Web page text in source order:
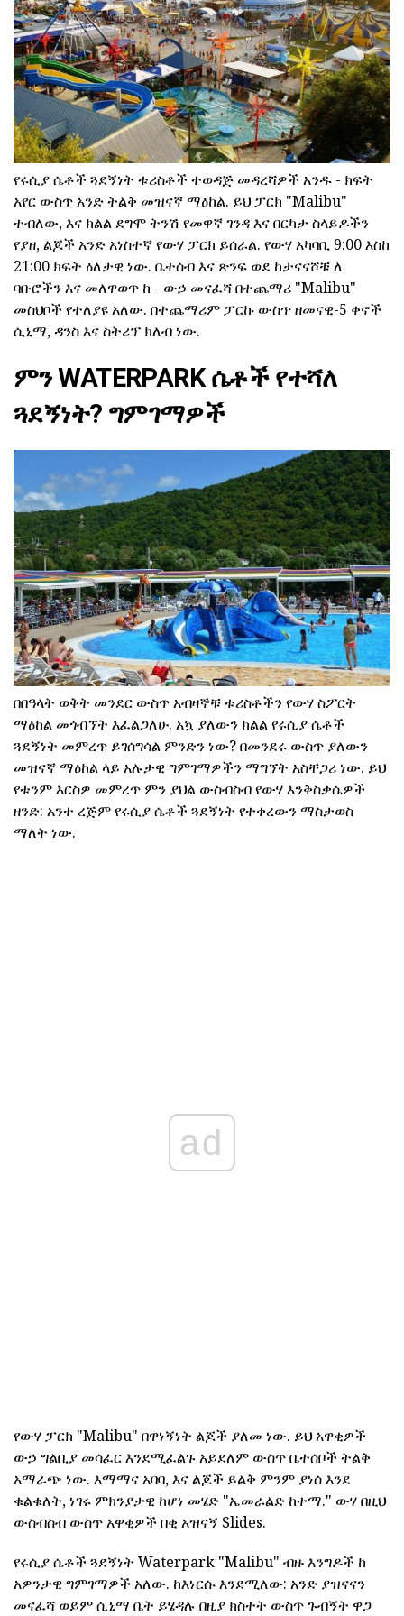
የሩሲያ ሴቶች ጓደኝነት ቱሪስቶች ተወዳጅ መዳረሻዎች አንዱ - ክፍት
አየር ውስጥ አንድ ትልቅ መዝናኛ ማዕከል. ይህ ፓርክ "Malibu"
ተብለው, እና ክልል ደግሞ ትንሽ የመዋኛ ገንዳ እና በርካታ ስላይዶችን
የያዘ, ልጆች አንድ አነስተኛ የውሃ ፓርክ ይሰራል. የውሃ አካባቢ 9:00 እስከ
21:00 ክፍት ዕለታዊ ነው. ቤተሰብ እና ጽንፍ ወደ ከታናናሾቹ ለ
ባቡሮችን እና መለዋወጥ ከ - ውኃ መናፈሻ በተጨማሪ "Malibu"
መስህቦች የተለያዩ አለው. በተጨማሪም ፓርኩ ውስጥ ዘመናዊ-5 ቀኖች
ሲኒማ, ዳንስ እና ስትሪፕ ክለብ ነው.
ምን WATERPARK ሴቶች የተሻለ
ጓደኝነት? ግምገማዎች
በበዓላት ወቅት መንደር ውስጥ አብዛኞቹ ቱሪስቶችን የውሃ ስፖርት
ማዕከል መጎብኘት እፈልጋለሁ. አኳ ያለውን ክልል የሩሲያ ሴቶች
ጓደኝነት መምረጥ ይገሰግሳል ምንድን ነው? በመንደሩ ውስጥ ያለውን
መዝናኛ ማዕከል ላይ አሉታዊ ግምገማዎችን ማግኘት አስቸጋሪ ነው. ይህ
የቱንም እርስዎ መምረጥ ምን ያህል ውስብስብ የውሃ እንቅስቃሴዎች
ዘንድ: አንተ ረጅም የሩሲያ ሴቶች ጓደኝነት የተቀረውን ማስታወስ
ማለት ነው.
ad
የውሃ ፓርክ "Malibu" በዋነኝነት ልጆች ያለመ ነው. ይህ አዋቂዎች
ውኃ ግልቢያ መሳፈር እንደሚፈልጉ አይደለም ውስጥ ቤተሰቦች ትልቅ
አማራጭ ነው. እማማና አባባ, እና ልጆች ይልቅ ምንም ያነሰ እንደ
ቁልቁለት, ነገሩ ምክንያታዊ ከሆነ መሄድ "ኤመራልድ ከተማ." ውሃ በዚህ
ውስብስብ ውስጥ አዋቂዎች በቂ አዝናኝ Slides.
የሩሲያ ሴቶች ጓደኝነት Waterpark "Malibu" ብዙ እንግዶች ከ
አዎንታዊ ግምገማዎች አለው. ከእነርሱ እንደሚለው: አንድ ያዝናናን
መናፈሻ ወይም ሲኒማ ቤት ይሄዳሉ በዚያ ክስተት ውስጥ ጉብኝት ዋጋ